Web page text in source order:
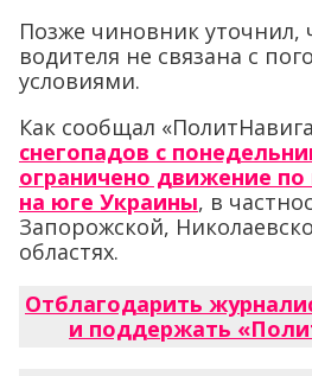
Позже чиновник уточнил,
водителя не связана с
условиями.
Как сообщал
снегопадов с
ограничено движение
на юге Украины, в
Запорожской,
областях.
Отблагодарить
и поддержать